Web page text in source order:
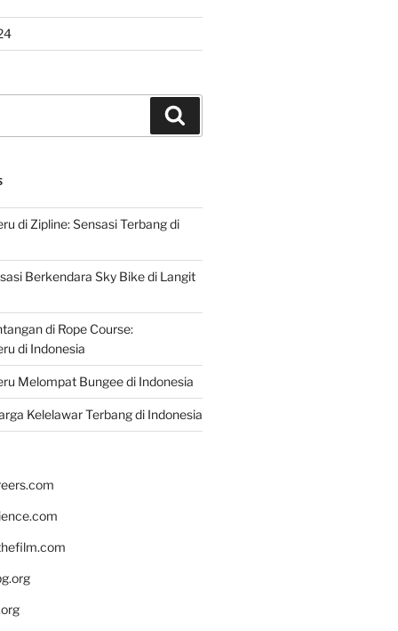
di Zipline: Sensasi Terbang di
Berkendara Sky Bike di Langit
di Rope Course:
di Indonesia
Melompat Bungee di Indonesia
Kelelawar Terbang di Indonesia